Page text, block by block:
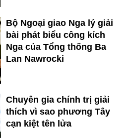
Bộ Ngoại giao Nga lý giải
bài phát biểu công kích
Nga của Tổng thống Ba
Lan Nawrocki
Chuyên gia chính trị giải
thích vì sao phương Tây
cạn kiệt tên lửa